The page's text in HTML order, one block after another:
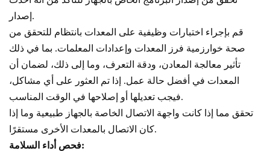
إصدار.
قم بإجراء اختبارات وظيفية على المعدات بانتظام للتحقق من
صحة خوارزمية فرز المعدات وإعدادات المعلمات. بما في ذلك
تأثير معالجة المعادن، ودقة التعرف، وما إلى ذلك، لضمان أن
المعدات في أفضل حالة عمل. إذا تم العثور على أي مشاكل،
فيجب تعديلها أو إصلاحها في الوقت المناسب.
تحقق مما إذا كانت واجهة الاتصال الخاصة بالجهاز طبيعية وما إذا
كان الاتصال بالمعدات الأخرى مستقرًا.
فحص أداء السلامة: